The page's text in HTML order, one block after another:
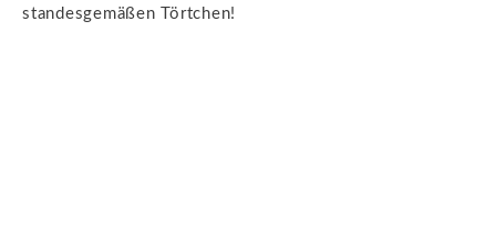
standesgemäßen Törtchen!